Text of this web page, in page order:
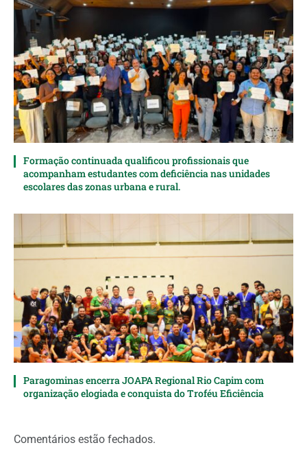
Formação continuada qualificou profissionais que
acompanham estudantes com deficiência nas unidades
escolares das zonas urbana e rural.
Paragominas encerra JOAPA Regional Rio Capim com
organização elogiada e conquista do Troféu Eficiência
Comentários estão fechados.